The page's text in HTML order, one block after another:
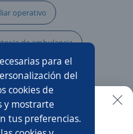
para el
del
cookies de
y mostrarte
tus preferencias.
operativo
a de ambulancia
y mensajero
administrativo/a
en la app